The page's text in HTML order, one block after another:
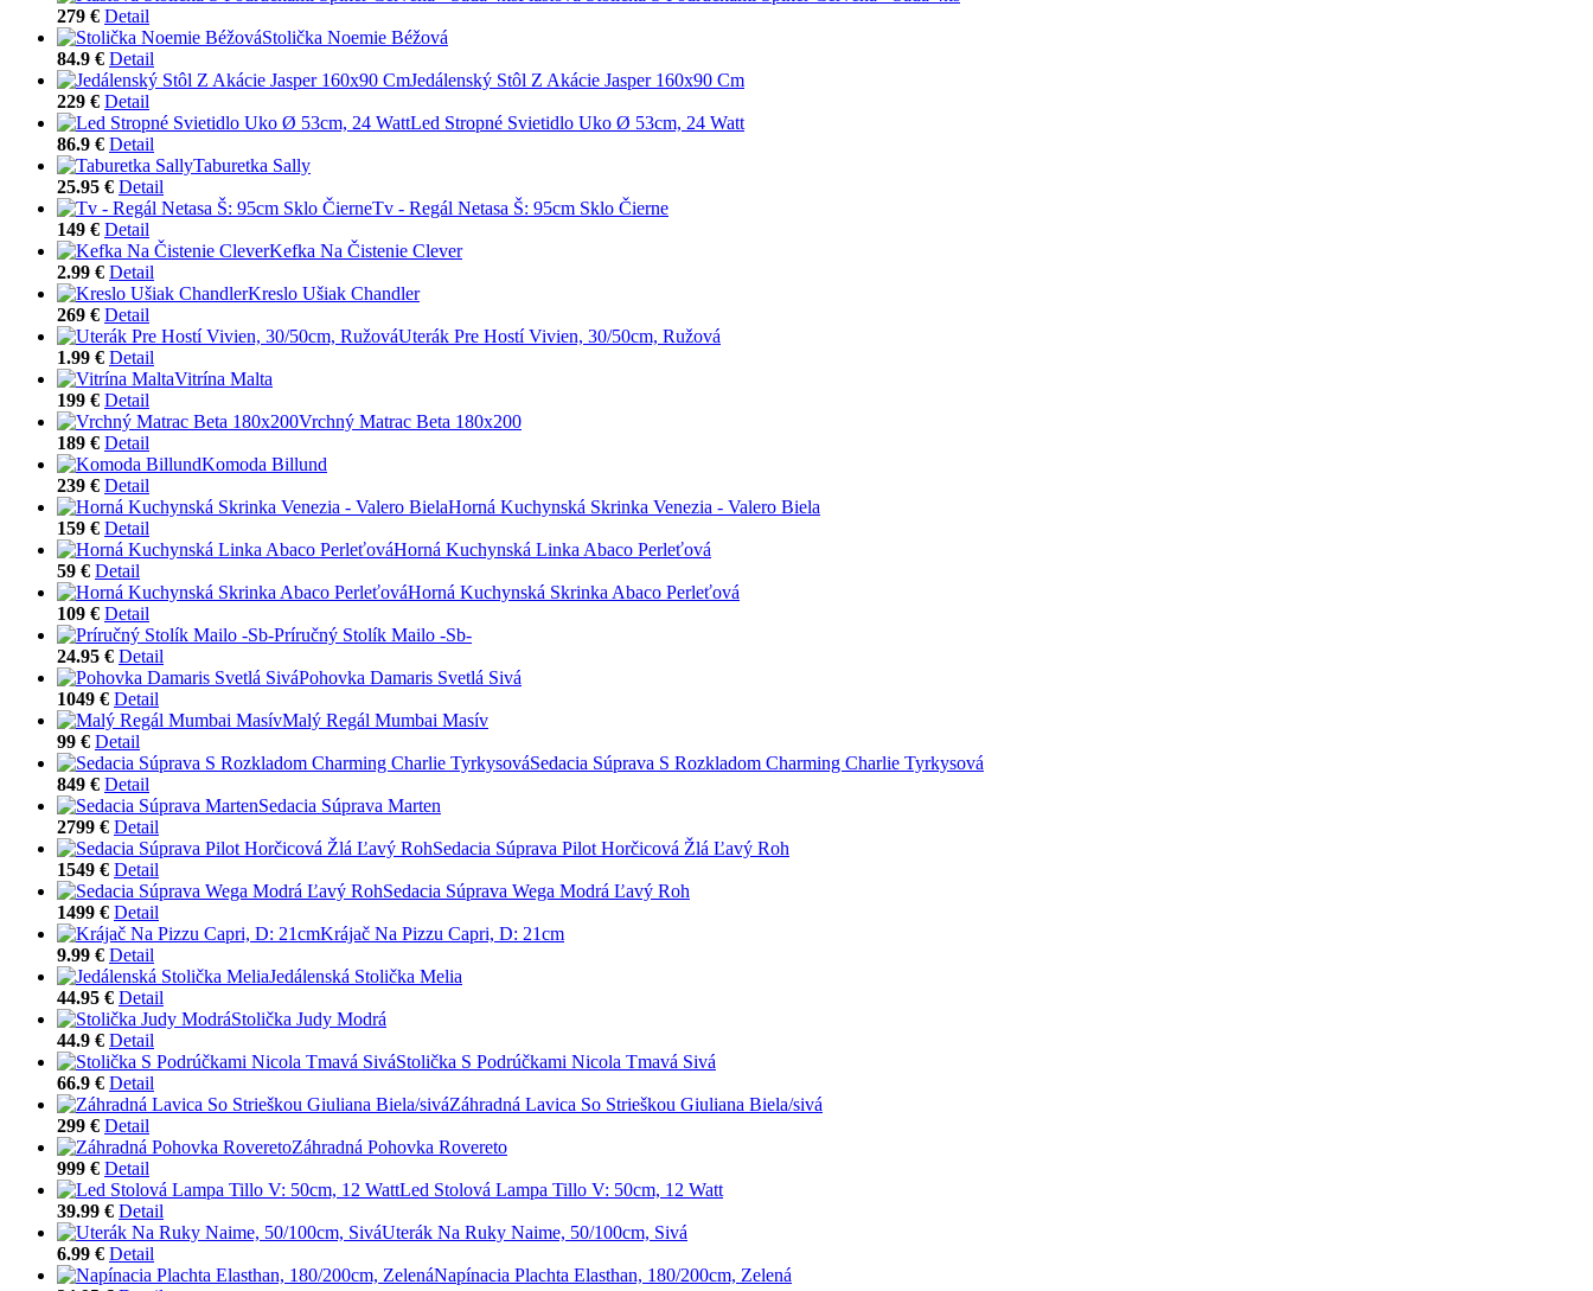
279 € Detail
Stolička Noemie Béžová
84.9 € Detail
Jedálenský Stôl Z Akácie Jasper 160x90 Cm
229 € Detail
Led Stropné Svietidlo Uko Ø 53cm, 24 Watt
86.9 € Detail
Taburetka Sally
25.95 € Detail
Tv - Regál Netasa Š: 95cm Sklo Čierne
149 € Detail
Kefka Na Čistenie Clever
2.99 € Detail
Kreslo Ušiak Chandler
269 € Detail
Uterák Pre Hostí Vivien, 30/50cm, Ružová
1.99 € Detail
Vitrína Malta
199 € Detail
Vrchný Matrac Beta 180x200
189 € Detail
Komoda Billund
239 € Detail
Horná Kuchynská Skrinka Venezia - Valero Biela
159 € Detail
Horná Kuchynská Linka Abaco Perleťová
59 € Detail
Horná Kuchynská Skrinka Abaco Perleťová
109 € Detail
Príručný Stolík Mailo -Sb-
24.95 € Detail
Pohovka Damaris Svetlá Sivá
1049 € Detail
Malý Regál Mumbai Masív
99 € Detail
Sedacia Súprava S Rozkladom Charming Charlie Tyrkysová
849 € Detail
Sedacia Súprava Marten
2799 € Detail
Sedacia Súprava Pilot Horčicová Žlá Ľavý Roh
1549 € Detail
Sedacia Súprava Wega Modrá Ľavý Roh
1499 € Detail
Krájač Na Pizzu Capri, D: 21cm
9.99 € Detail
Jedálenská Stolička Melia
44.95 € Detail
Stolička Judy Modrá
44.9 € Detail
Stolička S Podrúčkami Nicola Tmavá Sivá
66.9 € Detail
Záhradná Lavica So Strieškou Giuliana Biela/sivá
299 € Detail
Záhradná Pohovka Rovereto
999 € Detail
Led Stolová Lampa Tillo V: 50cm, 12 Watt
39.99 € Detail
Uterák Na Ruky Naime, 50/100cm, Sivá
6.99 € Detail
Napínacia Plachta Elasthan, 180/200cm, Zelená